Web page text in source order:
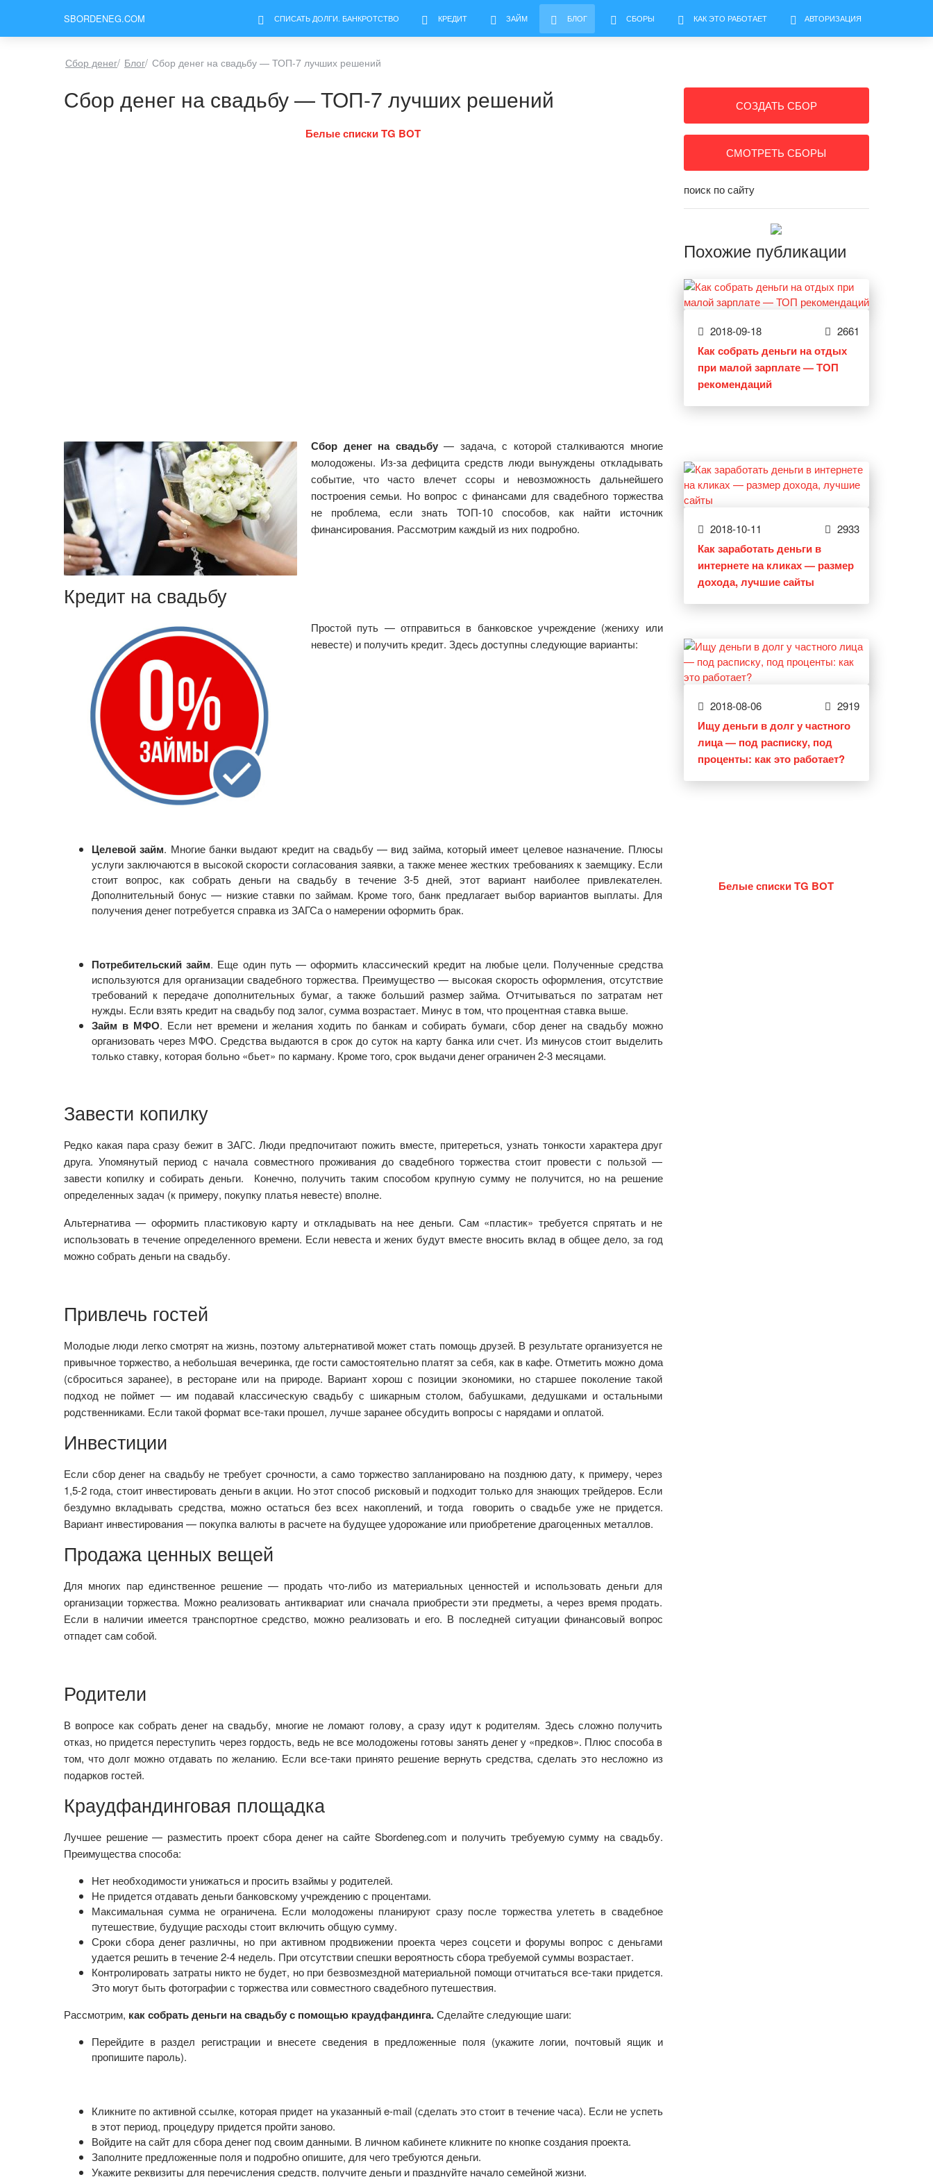
SBORDENEG.COM СПИСАТЬ ДОЛГИ. БАНКРОТСТВО КРЕДИТ ЗАЙМ БЛОГ СБОРЫ КАК ЭТО РАБОТАЕТ АВТОРИЗАЦИЯ
Сбор денег/ Блог/ Сбор денег на свадьбу — ТОП-7 лучших решений
Сбор денег на свадьбу — ТОП-7 лучших решений
Белые списки TG BOT
Сбор денег на свадьбу— задача, с которой сталкиваются многие
молодожены. Из-за дефицита средств люди вынуждены откладывать
событие, что часто влечет ссоры и невозможность дальнейшего
построения семьи. Но вопрос с финансами для свадебного торжества
не проблема, если знать ТОП-10 способов, как найти источник
финансирования. Рассмотрим каждый из них подробно.
Кредит на свадьбу
Простой путь — отправиться в банковское учреждение (жениху или
невесте) и получить кредит. Здесь доступны следующие варианты:
Целевой займ. Многие банки выдают кредит на свадьбу — вид займа, который имеет целевое назначение. Плюсы
услуги заключаются в высокой скорости согласования заявки, а также менее жестких требованиях к заемщику. Если
стоит вопрос, как собрать деньги на свадьбу в течение 3-5 дней, этот вариант наиболее привлекателен.
Дополнительный бонус — низкие ставки по займам. Кроме того, банк предлагает выбор вариантов выплаты. Для
получения денег потребуется справка из ЗАГСа о намерении оформить брак.
Потребительский займ. Еще один путь — оформить классический кредит на любые цели. Полученные средства
используются для организации свадебного торжества. Преимущество — высокая скорость оформления, отсутствие
требований к передаче дополнительных бумаг, а также больший размер займа. Отчитываться по затратам нет
нужды. Если взять кредит на свадьбу под залог, сумма возрастает. Минус в том, что процентная ставка выше.
Займ в МФО. Если нет времени и желания ходить по банкам и собирать бумаги, сбор денег на свадьбу можно
организовать через МФО. Средства выдаются в срок до суток на карту банка или счет. Из минусов стоит выделить
только ставку, которая больно «бьет» по карману. Кроме того, срок выдачи денег ограничен 2-3 месяцами.
Завести копилку
Редко какая пара сразу бежит в ЗАГС. Люди предпочитают пожить вместе, притереться, узнать тонкости характера друг
друга. Упомянутый период с начала совместного проживания до свадебного торжества стоит провести с пользой —
завести копилку и собирать деньги. Конечно, получить таким способом крупную сумму не получится, но на решение
определенных задач (к примеру, покупку платья невесте) вполне.
Альтернатива — оформить пластиковую карту и откладывать на нее деньги. Сам «пластик» требуется спрятать и не
использовать в течение определенного времени. Если невеста и жених будут вместе вносить вклад в общее дело, за год
можно собрать деньги на свадьбу.
Привлечь гостей
Молодые люди легко смотрят на жизнь, поэтому альтернативой может стать помощь друзей. В результате организуется не
привычное торжество, а небольшая вечеринка, где гости самостоятельно платят за себя, как в кафе. Отметить можно дома
(сброситься заранее), в ресторане или на природе. Вариант хорош с позиции экономики, но старшее поколение такой
подход не поймет — им подавай классическую свадьбу с шикарным столом, бабушками, дедушками и остальными
родственниками. Если такой формат все-таки прошел, лучше заранее обсудить вопросы с нарядами и оплатой.
Инвестиции
Если сбор денег на свадьбу не требует срочности, а само торжество запланировано на позднюю дату, к примеру, через
1,5-2 года, стоит инвестировать деньги в акции. Но этот способ рисковый и подходит только для знающих трейдеров. Если
бездумно вкладывать средства, можно остаться без всех накоплений, и тогда говорить о свадьбе уже не придется.
Вариант инвестирования — покупка валюты в расчете на будущее удорожание или приобретение драгоценных металлов.
Продажа ценных вещей
Для многих пар единственное решение — продать что-либо из материальных ценностей и использовать деньги для
организации торжества. Можно реализовать антиквариат или сначала приобрести эти предметы, а через время продать.
Если в наличии имеется транспортное средство, можно реализовать и его. В последней ситуации финансовый вопрос
отпадет сам собой.
Родители
В вопросе как собрать денег на свадьбу, многие не ломают голову, а сразу идут к родителям. Здесь сложно получить
отказ, но придется переступить через гордость, ведь не все молодожены готовы занять денег у «предков». Плюс способа в
том, что долг можно отдавать по желанию. Если все-таки принято решение вернуть средства, сделать это несложно из
подарков гостей.
Краудфандинговая площадка
Лучшее решение — разместить проект сбора денег на сайте Sbordeneg.com и получить требуемую сумму на свадьбу.
Преимущества способа:
Нет необходимости унижаться и просить взаймы у родителей.
Не придется отдавать деньги банковскому учреждению с процентами.
Максимальная сумма не ограничена. Если молодожены планируют сразу после торжества улететь в свадебное
путешествие, будущие расходы стоит включить общую сумму.
Сроки сбора денег различны, но при активном продвижении проекта через соцсети и форумы вопрос с деньгами
удается решить в течение 2-4 недель. При отсутствии спешки вероятность сбора требуемой суммы возрастает.
Контролировать затраты никто не будет, но при безвозмездной материальной помощи отчитаться все-таки придется.
Это могут быть фотографии с торжества или совместного свадебного путешествия.
Рассмотрим, как собрать деньги на свадьбу с помощью краудфандинга.Сделайте следующие шаги:
Перейдите в раздел регистрации и внесете сведения в предложенные поля (укажите логии, почтовый ящик и
пропишите пароль).
Кликните по активной ссылке, которая придет на указанный e-mail (сделать это стоит в течение часа). Если не успеть
в этот период, процедуру придется пройти заново.
Войдите на сайт для сбора денег под своим данными. В личном кабинете кликните по кнопке создания проекта.
Заполните предложенные поля и подробно опишите, для чего требуются деньги.
Укажите реквизиты для перечисления средств, получите деньги и празднуйте начало семейной жизни.
СОЗДАТЬ СБОР
СМОТРЕТЬ СБОРЫ
поиск по сайту
Похожие публикации
2018-09-18 2661
Как собрать деньги на отдых
при малой зарплате — ТОП
рекомендаций
2018-10-11 2933
Как заработать деньги в
интернете на кликах — размер
дохода, лучшие сайты
2018-08-06 2919
Ищу деньги в долг у частного
лица — под расписку, под
проценты: как это работает?
Белые списки TG BOT